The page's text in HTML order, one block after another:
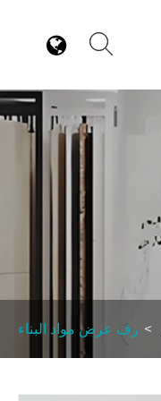
رف عرض مواد البناء